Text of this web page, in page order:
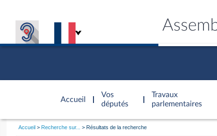
Accueil
d'accueil
Vos
députés
Travaux
parlementaires
Vous
Accueil Recherche sur... Résultats de la recherche